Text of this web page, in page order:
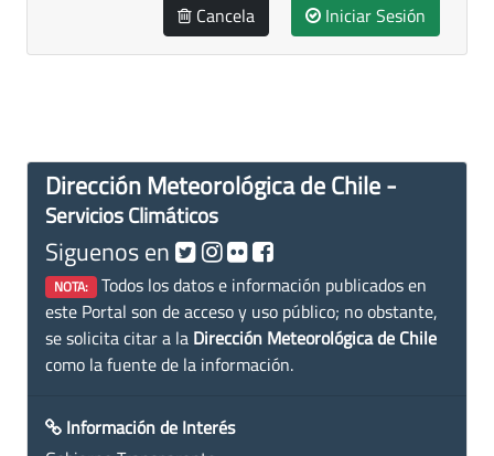
Cancela Iniciar Sesión
Dirección Meteorológica de Chile -
Servicios Climáticos
Siguenos en
NOTA: Todos los datos e información publicados en
este Portal son de acceso y uso público; no obstante,
se solicita citar a la Dirección Meteorológica de Chile
como la fuente de la información.
Información de Interés